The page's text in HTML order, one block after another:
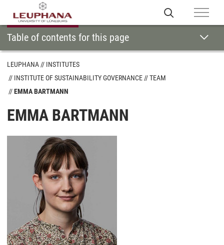
Table of contents for this page
LEUPHANA
INSTITUTES
INSTITUTE OF SUSTAINABILITY GOVERNANCE
TEAM
EMMA BARTMANN
EMMA BARTMANN